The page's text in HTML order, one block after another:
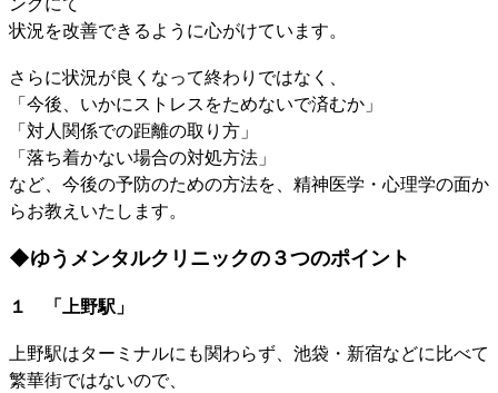
状況を改善できるように心がけています。
さらに状況が良くなって終わりではなく、
「今後、いかにストレスをためないで済むか」
「対人関係での距離の取り方」
「落ち着かない場合の対処方法」
など、今後の予防のための方法を、精神医学・心理学の面か
らお教えいたします。
◆ゆうメンタルクリニックの３つのポイント
１ 「上野駅」
上野駅はターミナルにも関わらず、池袋・新宿などに比べて
繁華街ではないので、